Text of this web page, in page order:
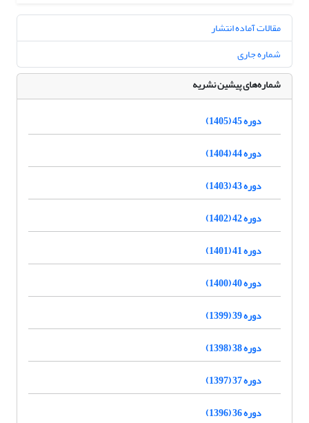
مقالات آماده انتشار
شماره جاری
شماره‌های پیشین نشریه
دوره 45 (1405)
دوره 44 (1404)
دوره 43 (1403)
دوره 42 (1402)
دوره 41 (1401)
دوره 40 (1400)
دوره 39 (1399)
دوره 38 (1398)
دوره 37 (1397)
دوره 36 (1396)